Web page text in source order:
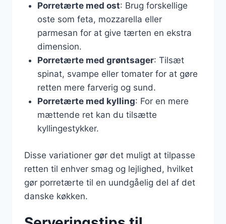
Porretærte med ost: Brug forskellige
oste som feta, mozzarella eller
parmesan for at give tærten en ekstra
dimension.
Porretærte med grøntsager: Tilsæt
spinat, svampe eller tomater for at gøre
retten mere farverig og sund.
Porretærte med kylling: For en mere
mættende ret kan du tilsætte
kyllingestykker.
Disse variationer gør det muligt at tilpasse
retten til enhver smag og lejlighed, hvilket
gør porretærte til en uundgåelig del af det
danske køkken.